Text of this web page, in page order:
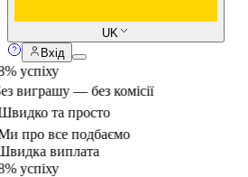
UK
Вхід
успіху
виграшу — без комісії
та просто
про все подбаємо
виплата
успіху